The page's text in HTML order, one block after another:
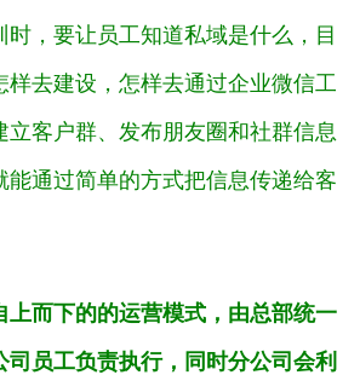
时，要让员工知道私域是什么，目
样去建设，怎样去通过企业微信工
立客户群、发布朋友圈和社群信息
能通过简单的方式把信息传递给客
上而下的的运营模式，由总部统一
员工负责执行，同时分公司会利